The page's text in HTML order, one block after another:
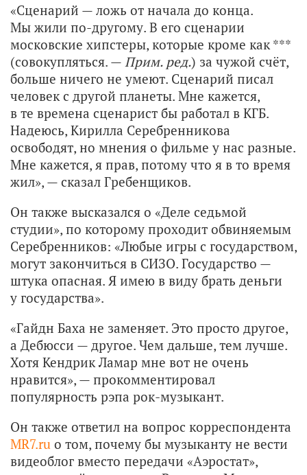
«Сценарий — ложь от начала до конца.
Мы жили по-другому. В его сценарии
московские хипстеры, которые кроме как ***
(совокупляться. — Прим. ред.) за чужой счёт,
больше ничего не умеют. Сценарий писал
человек с другой планеты. Мне кажется,
в те времена сценарист бы работал в КГБ.
Надеюсь, Кирилла Серебренникова
освободят, но мнения о фильме у нас разные.
Мне кажется, я прав, потому что я в то время
жил», — сказал Гребенщиков.
Он также высказался о «Деле седьмой
студии», по которому проходит обвиняемым
Серебренников: «Любые игры с государством,
могут закончиться в СИЗО. Государство —
штука опасная. Я имею в виду брать деньги
у государства».
«Гайдн Баха не заменяет. Это просто другое,
а Дебюсси — другое. Чем дальше, тем лучше.
Хотя Кендрик Ламар мне вот не очень
нравится», — прокомментировал
популярность рэпа рок-музыкант.
Он также ответил на вопрос корреспондента
MR7.ru о том, почему бы музыканту не вести
видеоблог вместо передачи «Аэростат»,